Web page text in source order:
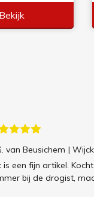
Bekijk
van Beusichem |
is een fijn artikel.
bij de drogist,